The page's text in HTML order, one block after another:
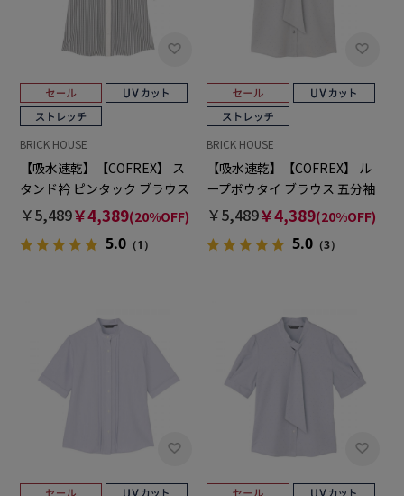
BRICK HOUSE
【吸水速乾】【COFREX】 ス
タンド衿 ピンタック ブラウス
五分袖 レディースデザインシ
￥5,489￥4,389(20%OFF)
5.0（1）
BRICK HOUSE
【吸水速乾】【COFREX】 ル
ープボウタイ ブラウス 五分袖
レディースデザインシャツ
￥5,489￥4,389(20%OFF)
5.0 （3）